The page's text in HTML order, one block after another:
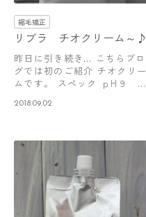
縮毛矯正
リブラ チオクリーム～♪
昨日に引き続き… こちらブロ
グでは初のご紹介 チオクリー
ムです。 スペック ｐH９ ア
2018.09.02